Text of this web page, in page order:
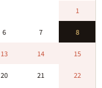
1
6 7 8
13 14 15
20 21 22